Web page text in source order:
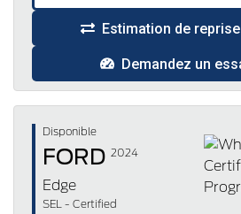
Estimation de
Demandez un
Disponible
FORD 2024
Edge
SEL - Certified